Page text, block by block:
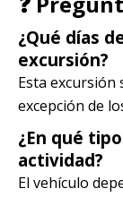
¿Qué días
excursión?
Esta excursión
excepción de
¿En qué
actividad?
El vehículo